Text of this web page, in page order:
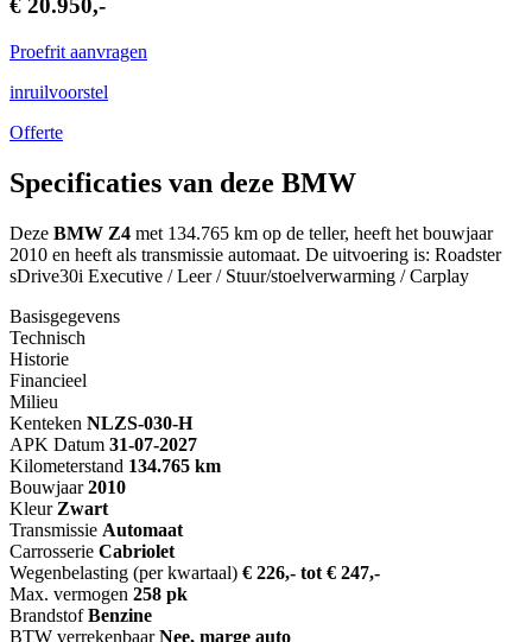
€ 20.950,-
Proefrit aanvragen
inruilvoorstel
Offerte
Specificaties van deze BMW
Deze BMW Z4 met 134.765 km op de teller, heeft het bouwjaar
2010 en heeft als transmissie automaat. De uitvoering is: Roadster
sDrive30i Executive / Leer / Stuur/stoelverwarming / Carplay
Basisgegevens
Technisch
Historie
Financieel
Milieu
Kenteken NLZS-030-H
APK Datum 31-07-2027
Kilometerstand 134.765 km
Bouwjaar 2010
Kleur Zwart
Transmissie Automaat
Carrosserie Cabriolet
Wegenbelasting (per kwartaal) € 226,- tot € 247,-
Max. vermogen 258 pk
Brandstof Benzine
BTW verrekenbaar Nee, marge auto